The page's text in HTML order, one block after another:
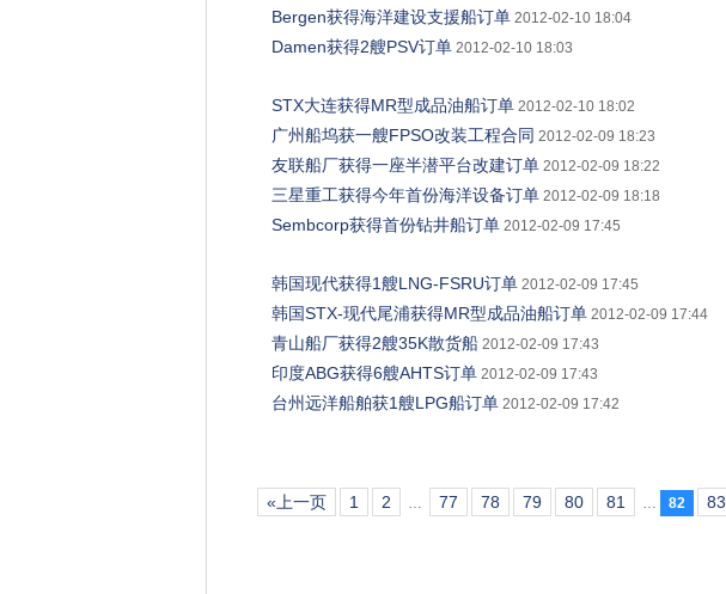
Bergen获得海洋建设支援船订单 2012-02-10 18:04
Damen获得2艘PSV订单 2012-02-10 18:03
STX大连获得MR型成品油船订单 2012-02-10 18:02
广州船坞获一艘FPSO改装工程合同 2012-02-09 18:23
友联船厂获得一座半潜平台改建订单 2012-02-09 18:22
三星重工获得今年首份海洋设备订单 2012-02-09 18:18
Sembcorp获得首份钻井船订单 2012-02-09 17:45
韩国现代获得1艘LNG-FSRU订单 2012-02-09 17:45
韩国STX-现代尾浦获得MR型成品油船订单 2012-02-09 17:44
青山船厂获得2艘35K散货船 2012-02-09 17:43
印度ABG获得6艘AHTS订单 2012-02-09 17:43
台州远洋船舶获1艘LPG船订单 2012-02-09 17:42
«上一页 1 2 … 77 78 79 80 81 … 82 83